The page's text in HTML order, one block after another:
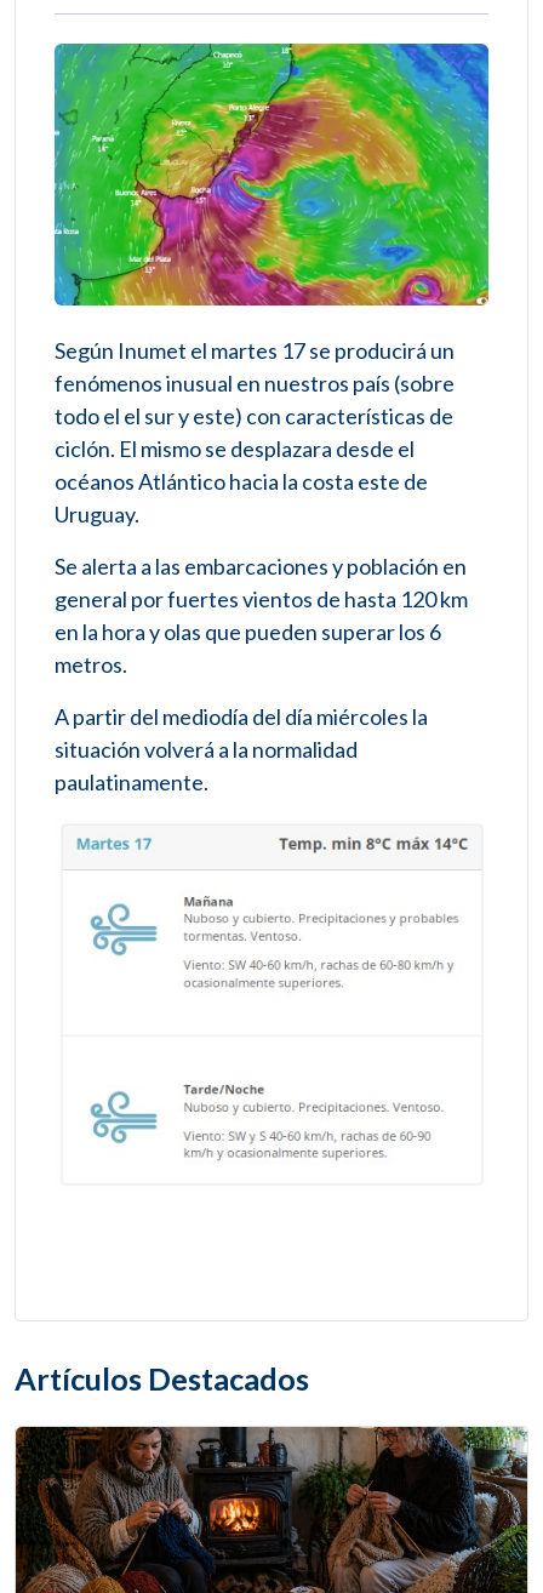
Según Inumet el martes 17 se producirá un
fenómenos inusual en nuestros país (sobre
todo el el sur y este) con características de
ciclón. El mismo se desplazara desde el
océanos Atlántico hacia la costa este de
Uruguay.
Se alerta a las embarcaciones y población en
general por fuertes vientos de hasta 120 km
en la hora y olas que pueden superar los 6
metros.
A partir del mediodía del día miércoles la
situación volverá a la normalidad
paulatinamente.
Artículos Destacados